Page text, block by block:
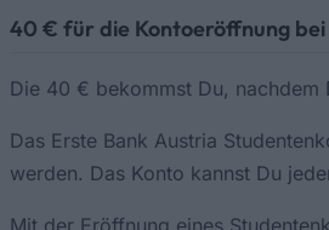
40 € für die Kontoeröffnung bei
Die 40 € bekommst Du, nachdem
Das Erste Bank Austria
werden. Das Konto kannst Du